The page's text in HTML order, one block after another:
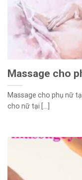
Massage cho
Massage cho phụ nữ
cho nữ tại [...]